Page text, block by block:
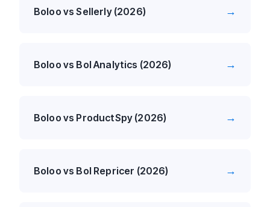
Boloo vs Sellerly (2026) →
Boloo vs Bol Analytics (2026) →
Boloo vs ProductSpy (2026) →
Boloo vs Bol Repricer (2026) →